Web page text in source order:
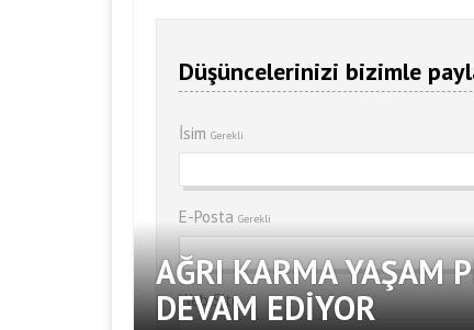
AĞRI KARMA YAŞAM
DEVAM EDIYOR
Düşüncelerinizi bizimle
İsim Gerekli
E-Posta Gerekli
Web Site